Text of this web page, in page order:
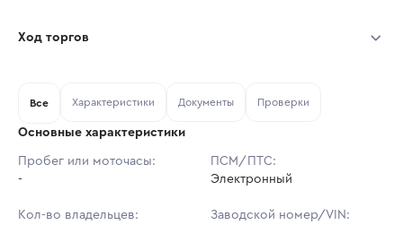
Тип аукциона: Открытые торги
Шаг торгов: 5 000 ₽
Кол-во ставок:
Ход торгов
Ставок не найдено
в аукционах
Все Характеристики Документы Проверки
Основные характеристики
Пробег или моточасы:
-
ПСМ/ПТС:
Электронный
Кол-во владельцев:
Заводской номер/VIN: